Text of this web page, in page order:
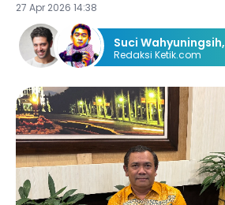
27 Apr 2026 14:38
Suci Wahyuningsih,
Redaksi Ketik.com